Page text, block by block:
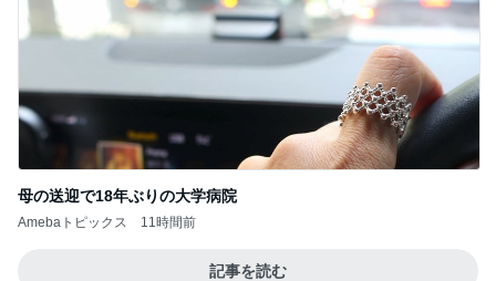
母の送迎で18年ぶりの大学病院
Amebaトピックス 11時間前
記事を読む